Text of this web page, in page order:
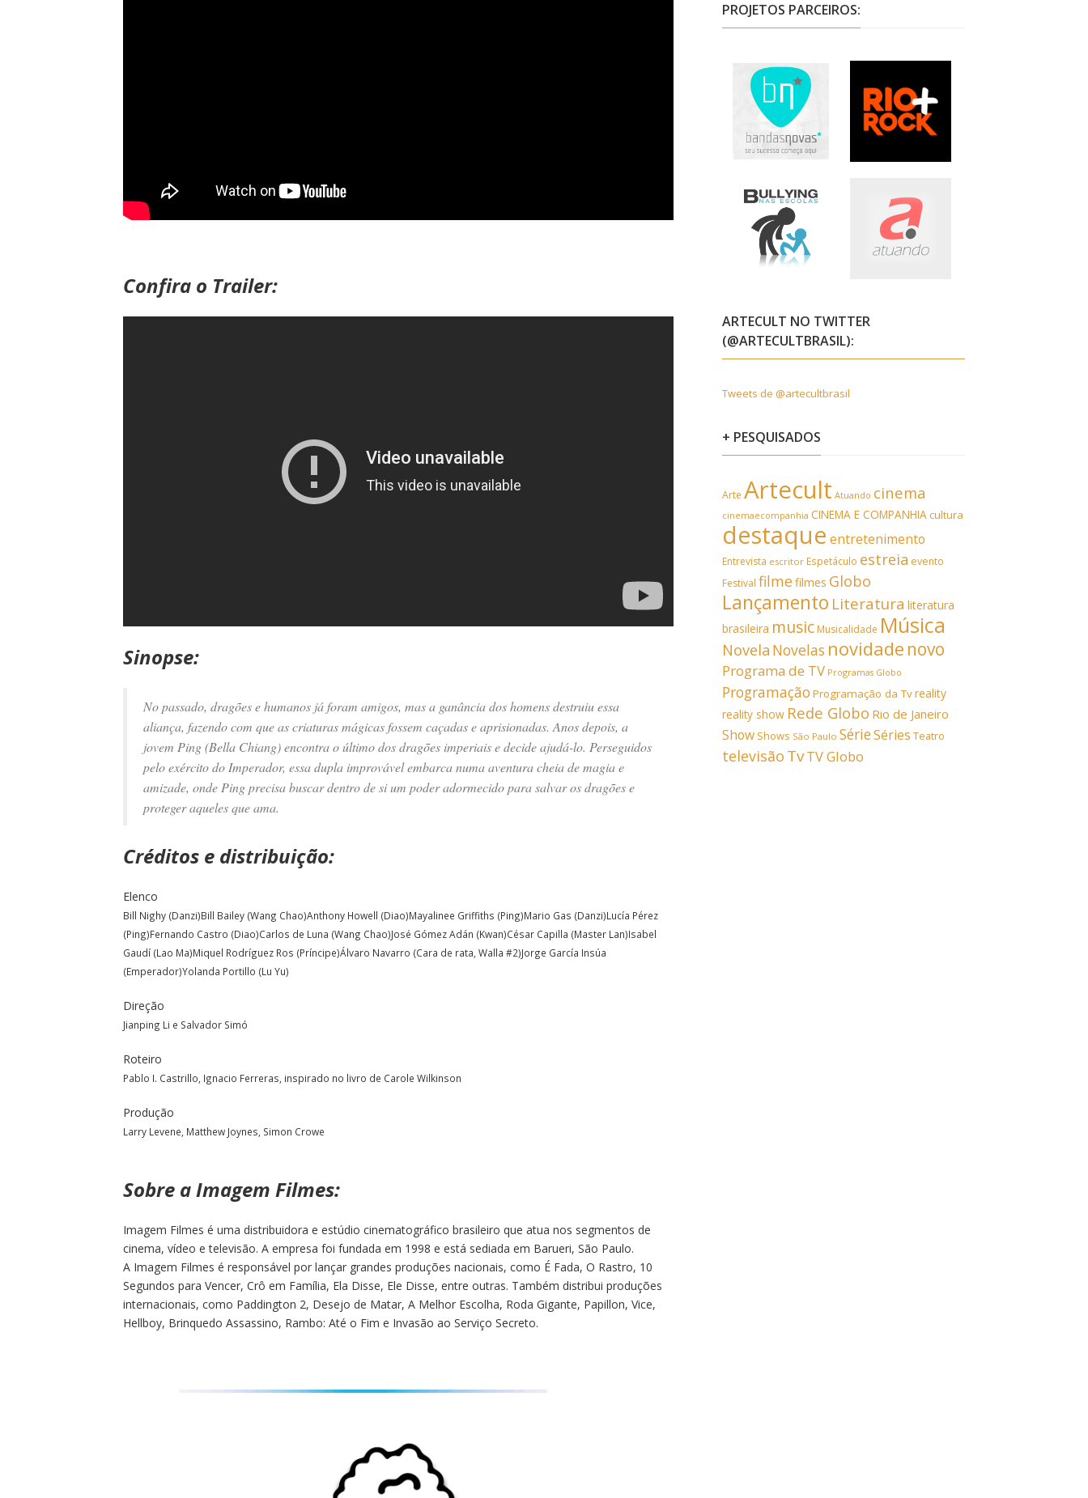
Confira o Trailer:
Sinopse:
No passado, dragões e humanos já foram amigos, mas a ganância dos homens destruiu essa
aliança, fazendo com que as criaturas mágicas fossem caçadas e aprisionadas. Anos depois, a
jovem Ping (Bella Chiang) encontra o último dos dragões imperiais e decide ajudá-lo. Perseguidos
pelo exército do Imperador, essa dupla improvável embarca numa aventura cheia de magia e
amizade, onde Ping precisa buscar dentro de si um poder adormecido para salvar os dragões e
proteger aqueles que ama.
Créditos e distribuição:
Elenco
Bill Nighy (Danzi)Bill Bailey (Wang Chao)Anthony Howell (Diao)Mayalinee Griffiths (Ping)Mario Gas (Danzi)Lucía Pérez
(Ping)Fernando Castro (Diao)Carlos de Luna (Wang Chao)José Gómez Adán (Kwan)César Capilla (Master Lan)Isabel
Gaudí (Lao Ma)Miquel Rodríguez Ros (Príncipe)Álvaro Navarro (Cara de rata, Walla #2)Jorge García Insúa
(Emperador)Yolanda Portillo (Lu Yu)
Direção
Jianping Li e Salvador Simó
Roteiro
Pablo I. Castrillo, Ignacio Ferreras, inspirado no livro de Carole Wilkinson
Produção
Larry Levene, Matthew Joynes, Simon Crowe
Sobre a Imagem Filmes:
Imagem Filmes é uma distribuidora e estúdio cinematográfico brasileiro que atua nos segmentos de
cinema, vídeo e televisão. A empresa foi fundada em 1998 e está sediada em Barueri, São Paulo.
A Imagem Filmes é responsável por lançar grandes produções nacionais, como É Fada, O Rastro, 10
Segundos para Vencer, Crô em Família, Ela Disse, Ele Disse, entre outras. Também distribui produções
internacionais, como Paddington 2, Desejo de Matar, A Melhor Escolha, Roda Gigante, Papillon, Vice,
Hellboy, Brinquedo Assassino, Rambo: Até o Fim e Invasão ao Serviço Secreto.
PROJETOS PARCEIROS:
ARTECULT NO TWITTER
(@ARTECULTBRASIL):
Tweets de @artecultbrasil
+ PESQUISADOS
Arte Artecult Atuando cinema
cinemaecompanhia CINEMA E COMPANHIAcultura
destaque entretenimento
Entrevista escritor Espetáculo estreia evento
Festival filmefilmes Globo
Lançamento Literatura literatura
brasileira music Musicalidade Música
Novela Novelas novidade novo
Programa de TV Programas Globo
Programação Programação da Tvreality
reality show Rede Globo Rio de Janeiro
Show Shows São Paulo SérieSéries Teatro
televisão TvTV Globo